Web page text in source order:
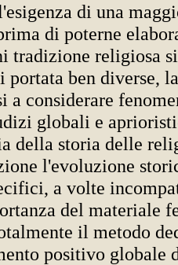
di una
di poterne
tradizione religiosa
ben diverse,
considerare
globali e
della storia delle
l'evoluzione
a volte
del materiale
il metodo
positivo globale